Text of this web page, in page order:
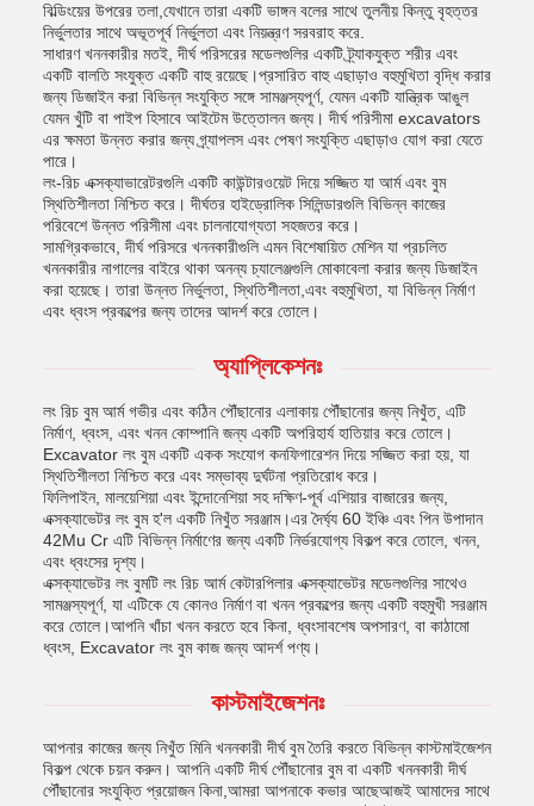
বিল্ডিংয়ের উপরের তলা,যেখানে তারা একটি ভাঙ্গন বলের সাথে তুলনীয় কিন্তু বৃহত্তর
নির্ভুলতার সাথে অভূতপূর্ব নির্ভুলতা এবং নিয়ন্ত্রণ সরবরাহ করে.
সাধারণ খননকারীর মতই, দীর্ঘ পরিসরের মডেলগুলির একটি ট্র্যাকযুক্ত শরীর এবং
একটি বালতি সংযুক্ত একটি বাহু রয়েছে।প্রসারিত বাহু এছাড়াও বহুমুখিতা বৃদ্ধি করার
জন্য ডিজাইন করা বিভিন্ন সংযুক্তি সঙ্গে সামঞ্জস্যপূর্ণ, যেমন একটি যান্ত্রিক আঙুল
যেমন খুঁটি বা পাইপ হিসাবে আইটেম উত্তোলন জন্য। দীর্ঘ পরিসীমা excavators
এর ক্ষমতা উন্নত করার জন্য গ্র্যাপলস এবং পেষণ সংযুক্তি এছাড়াও যোগ করা যেতে
পারে।
লং-রিচ এক্সক্যাভারেটরগুলি একটি কাউন্টারওয়েট দিয়ে সজ্জিত যা আর্ম এবং বুম
স্থিতিশীলতা নিশ্চিত করে। দীর্ঘতর হাইড্রোলিক সিলিন্ডারগুলি বিভিন্ন কাজের
পরিবেশে উন্নত পরিসীমা এবং চালনাযোগ্যতা সহজতর করে।
সামগ্রিকভাবে, দীর্ঘ পরিসরে খননকারীগুলি এমন বিশেষায়িত মেশিন যা প্রচলিত
খননকারীর নাগালের বাইরে থাকা অনন্য চ্যালেঞ্জগুলি মোকাবেলা করার জন্য ডিজাইন
করা হয়েছে। তারা উন্নত নির্ভুলতা, স্থিতিশীলতা,এবং বহুমুখিতা, যা বিভিন্ন নির্মাণ
এবং ধ্বংস প্রকল্পের জন্য তাদের আদর্শ করে তোলে।
অ্যাপ্লিকেশনঃ
লং রিচ বুম আর্ম গভীর এবং কঠিন পৌঁছানোর এলাকায় পৌঁছানোর জন্য নিখুঁত, এটি
নির্মাণ, ধ্বংস, এবং খনন কোম্পানি জন্য একটি অপরিহার্য হাতিয়ার করে তোলে।
Excavator লং বুম একটি একক সংযোগ কনফিগারেশন দিয়ে সজ্জিত করা হয়, যা
স্থিতিশীলতা নিশ্চিত করে এবং সম্ভাব্য দুর্ঘটনা প্রতিরোধ করে।
ফিলিপাইন, মালয়েশিয়া এবং ইন্দোনেশিয়া সহ দক্ষিণ-পূর্ব এশিয়ার বাজারের জন্য,
এক্সক্যাভেটর লং বুম হ'ল একটি নিখুঁত সরঞ্জাম।এর দৈর্ঘ্য 60 ইঞ্চি এবং পিন উপাদান
42Mu Cr এটি বিভিন্ন নির্মাণের জন্য একটি নির্ভরযোগ্য বিকল্প করে তোলে, খনন,
এবং ধ্বংসের দৃশ্য।
এক্সক্যাভেটর লং বুমটি লং রিচ আর্ম কেটারপিলার এক্সক্যাভেটর মডেলগুলির সাথেও
সামঞ্জস্যপূর্ণ, যা এটিকে যে কোনও নির্মাণ বা খনন প্রকল্পের জন্য একটি বহুমুখী সরঞ্জাম
করে তোলে।আপনি খাঁচা খনন করতে হবে কিনা, ধ্বংসাবশেষ অপসারণ, বা কাঠামো
ধ্বংস, Excavator লং বুম কাজ জন্য আদর্শ পণ্য।
কাস্টমাইজেশনঃ
আপনার কাজের জন্য নিখুঁত মিনি খননকারী দীর্ঘ বুম তৈরি করতে বিভিন্ন কাস্টমাইজেশন
বিকল্প থেকে চয়ন করুন। আপনি একটি দীর্ঘ পৌঁছানোর বুম বা একটি খননকারী দীর্ঘ
পৌঁছানোর সংযুক্তি প্রয়োজন কিনা,আমরা আপনাকে কভার আছেআজই আমাদের সাথে